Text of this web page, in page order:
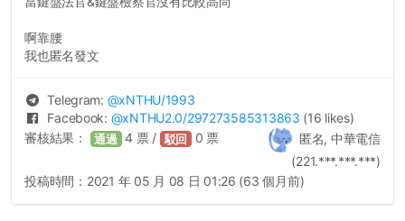
啊靠腰
我也匿名發文
Telegram: @xNTHU/1993
Facebook: @xNTHU2.0/297273585313863 (16 likes)
匿名, 中華電信
(221.***.***.***)
審核結果： 通過 4 票 / 駁回 0 票
投稿時間： 2021 年 05 月 08 日 01:26 (63 個月前)